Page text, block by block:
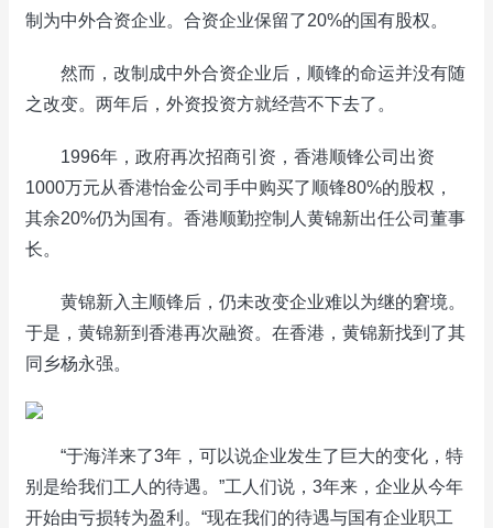
制为中外合资企业。合资企业保留了20%的国有股权。
然而，改制成中外合资企业后，顺锋的命运并没有随
之改变。两年后，外资投资方就经营不下去了。
1996年，政府再次招商引资，香港顺锋公司出资
1000万元从香港怡金公司手中购买了顺锋80%的股权，
其余20%仍为国有。香港顺勤控制人黄锦新出任公司董事
长。
黄锦新入主顺锋后，仍未改变企业难以为继的窘境。
于是，黄锦新到香港再次融资。在香港，黄锦新找到了其
同乡杨永强。
“于海洋来了3年，可以说企业发生了巨大的变化，特
别是给我们工人的待遇。”工人们说，3年来，企业从今年
开始由亏损转为盈利。“现在我们的待遇与国有企业职工